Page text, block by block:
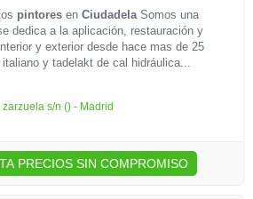
pintores en CiudadelaSomos una
dedica a la aplicación, restauración y
y exterior desde hace mas de 25
y tadelakt de cal hidráulica...
s/n () - Madrid
PRECIOS SIN COMPROMISO